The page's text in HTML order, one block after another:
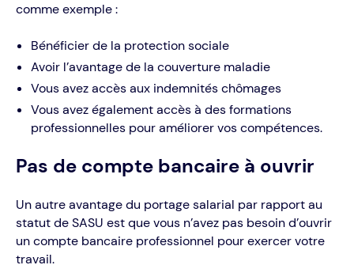
comme exemple :
Bénéficier de la protection sociale
Avoir l’avantage de la couverture maladie
Vous avez accès aux indemnités chômages
Vous avez également accès à des formations
professionnelles pour améliorer vos compétences.
Pas de compte bancaire à ouvrir
Un autre avantage du portage salarial par rapport au
statut de SASU est que vous n’avez pas besoin d’ouvrir
un compte bancaire professionnel pour exercer votre
travail.